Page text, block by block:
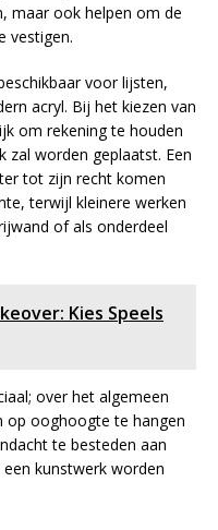
maar ook helpen om de
vestigen.
voor lijsten,
acryl. Bij het kiezen van
om rekening te houden
worden geplaatst. Een
tot zijn recht komen
terwijl kleinere werken
of als onderdeel
Kies Speels
over het algemeen
op ooghoogte te hangen
te besteden aan
kunstwerk worden